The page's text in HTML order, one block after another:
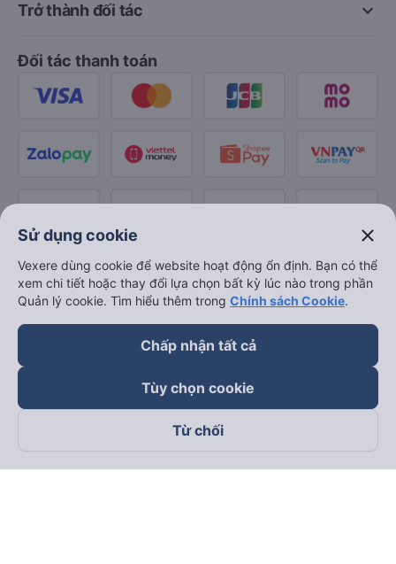
keyboard_arrow_down
Trở thành đối tác
Đối tác thanh toán
Theo dõi chúng tôi trên
Sử dụng cookie close
Vexere dùng cookie để website hoạt động ổn định. Bạn có thể
xem chi tiết hoặc thay đổi lựa chọn bất kỳ lúc nào trong phần
Quản lý cookie. Tìm hiểu thêm trong Chính sách Cookie.
Chấp nhận tất cả
Tùy chọn cookie
Từ chối